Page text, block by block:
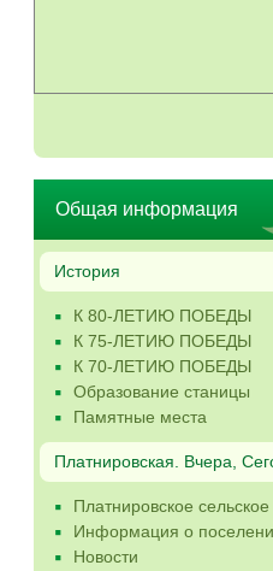
Общая информация
История
К 80-ЛЕТИЮ ПОБЕДЫ
К 75-ЛЕТИЮ ПОБЕДЫ
К 70-ЛЕТИЮ ПОБЕДЫ
Образование станицы
Памятные места
Платнировская. Вчера,
Платнировское
Информация о
Новости